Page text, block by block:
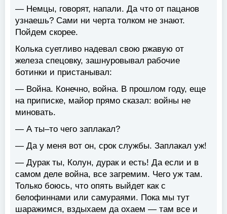
— Немцы, говорят, напали. Да что от пацанов
узнаешь? Сами ни черта толком не знают.
Пойдем скорее.
Колька суетливо надевал свою ржавую от
железа спецовку, зашнуровывал рабочие
ботинки и пристанывал:
— Война. Конечно, война. В прошлом году, еще
на приписке, майор прямо сказал: войны не
миновать.
— А ты–то чего заплакал?
— Да у меня вот он, срок службы. Заплакал уж!
— Дурак ты, Колун, дурак и есть! Да если и в
самом деле война, все загремим. Чего уж там.
Только боюсь, что опять выйдет как с
белофиннами или самураями. Пока мы тут
шаражимся, вздыхаем да охаем — там все и